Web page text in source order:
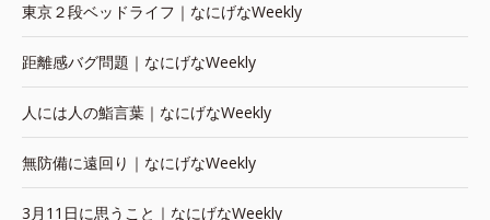
東京２段ベッドライフ｜なにげなWeekly
距離感バグ問題｜なにげなWeekly
人には人の鮨言葉｜なにげなWeekly
無防備に遠回り｜なにげなWeekly
3月11日に思うこと｜なにげなWeekly